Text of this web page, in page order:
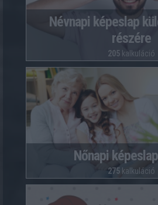
Névnapi képeslap
részére
205kalkuláció
Nőnapi
275kalkuláció